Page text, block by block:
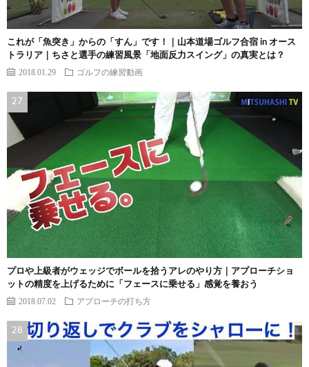
これが「魚突き」からの「すん」です！｜山本道場ゴルフ合宿 in オース
トラリア｜ちさと選手の練習風景「地面反力スイング」の真実とは？
2018.01.29 ゴルフの練習動画
プロや上級者がウェッジでボールを拾うアレのやり方｜アプローチショ
ットの精度を上げるために「フェースに乗せる」感覚を養おう
2018.07.02 アプローチの打ち方